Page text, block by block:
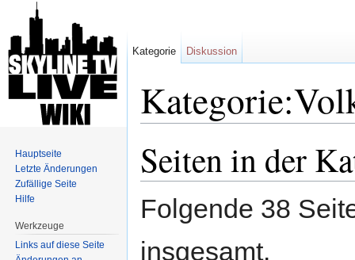
Seiten in der
Folgende 38
insgesamt.
Kategorie Diskussion
Hauptseite
Letzte Änderungen
Zufällige Seite
Hilfe
Werkzeuge
Links auf diese Seite